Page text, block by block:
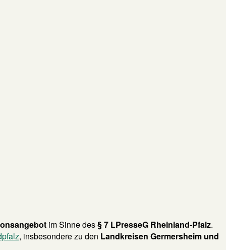
im Sinne des§ 7 LPresseG Rheinland-Pfalz.
, insbesondere zu den Landkreisen Germersheim und